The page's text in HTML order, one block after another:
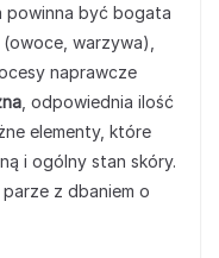
powinna być bogata
warzywa),
naprawcze
, odpowiednia ilość
elementy, które
i ogólny stan skóry.
z dbaniem o